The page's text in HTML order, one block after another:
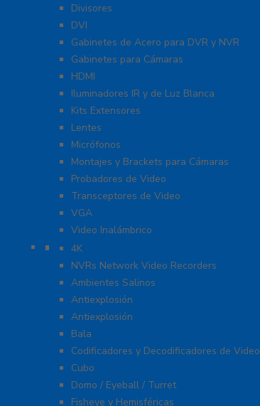
Divisores
DVI
Gabinetes de Acero para DVR y NVR
Gabinetes para Cámaras
HDMI
Iluminadores IR y de Luz Blanca
Kits Extensores
Lentes
Micrófonos
Montajes y Brackets para Cámaras
Probadores de Video
Transceptores de Video
VGA
Video Inalámbrico
Cámaras IP y NVRs
4K
NVRs Network Video Recorders
Ambientes Salinos
Antiexplosión
Antiexplosión
Bala
Codificadores y Decodificadores de Video
Cubo
Domo / Eyeball / Turret
Fisheye y Hemisféricas